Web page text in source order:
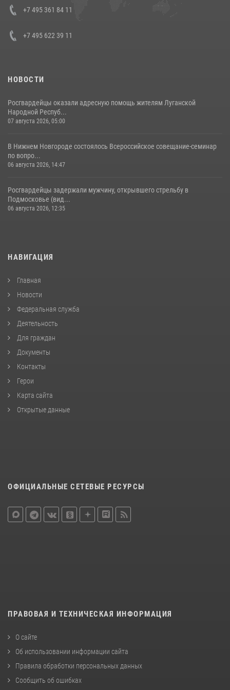
+7 495 361 84 11
+7 495 622 39 11
НОВОСТИ
Росгвардейцы оказали адресную помощь жителям Луганской
Народной Респуб...
07 августа 2026, 05:00
В Нижнем Новгороде состоялось Всероссийское совещание-семинар
по вопро...
06 августа 2026, 14:47
Росгвардейцы задержали мужчину, открывшего стрельбу в
Подмосковье (вид...
06 августа 2026, 12:35
НАВИГАЦИЯ
Главная
Новости
Федеральная служба
Деятельность
Для граждан
Документы
Контакты
Герои
Карта сайта
Открытые данные
ОФИЦИАЛЬНЫЕ СЕТЕВЫЕ РЕСУРСЫ
ПРАВОВАЯ И ТЕХНИЧЕСКАЯ ИНФОРМАЦИЯ
О сайте
Об использовании информации сайта
Правила обработки персональных данных
Сообщить об ошибках